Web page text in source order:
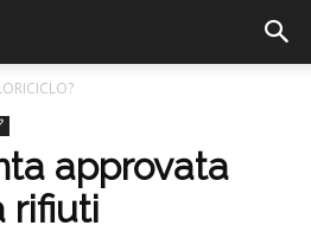
approvata
rifiuti